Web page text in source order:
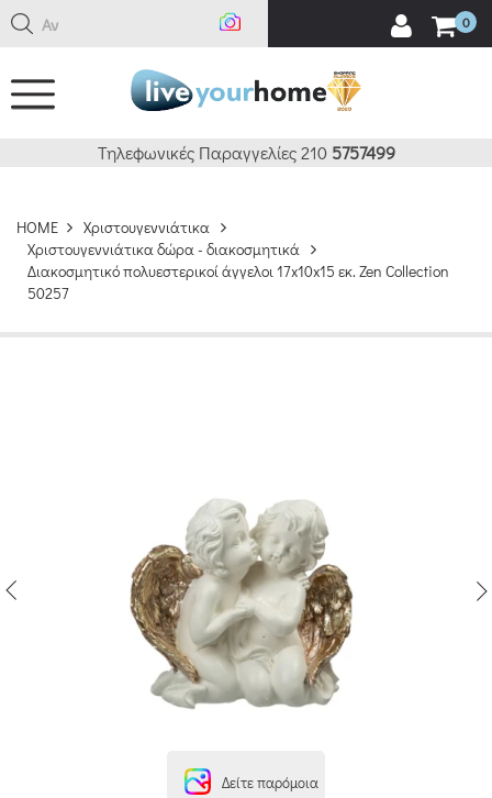
Αναζή 0
Τηλεφωνικές Παραγγελίες 210 5757499
HOME
Χριστουγεννιάτικα
Χριστουγεννιάτικα δώρα - διακοσμητικά
Διακοσμητικό πολυεστερικοί άγγελοι 17x10x15 εκ. Zen Collection
50257
Δείτε παρόμοια